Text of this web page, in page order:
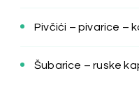
Pivčići – pivarice –
Šubarice – ruske